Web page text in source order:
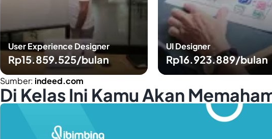
User Experience Designer
Rp15.859.525/bulan
UI Designer
Rp16.923.889/bulan
Sumber: indeed.com
Di Kelas Ini Kamu Akan